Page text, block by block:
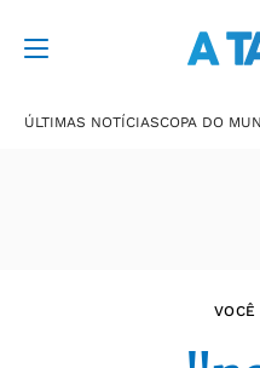
ÚLTIMAS NOTÍCIASCOPA DO
VOCÊ